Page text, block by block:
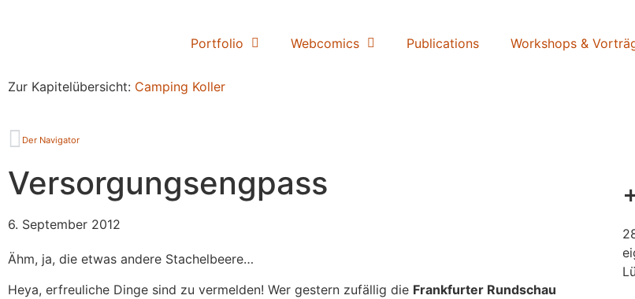
Portfolio Webcomics Publications Workshops &
Zur Kapitelübersicht: Camping Koller
Der Navigator
Versorgungsengpass
6. September 2012
Ähm, ja, die etwas andere Stachelbeere…
Heya, erfreuliche Dinge sind zu vermelden! Wer gestern zufällig die Frankfurter Rundschau